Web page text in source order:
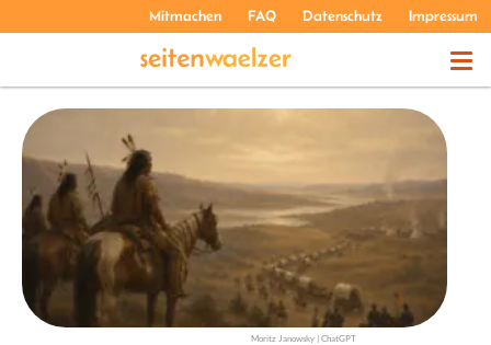
Mitmachen FAQ Datenschutz Impressum
PODCASTS
ÜBER UNS
Moritz Janowsky | ChatGPT